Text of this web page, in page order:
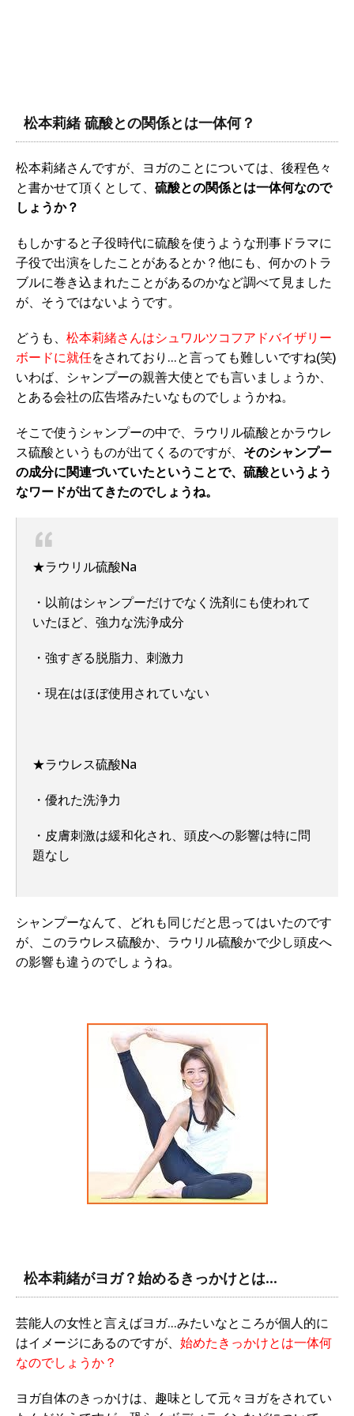
松本莉緒 硫酸との関係とは一体何？
松本莉緒さんですが、ヨガのことについては、後程色々
と書かせて頂くとして、 硫酸との関係とは一体何なので
しょうか？
もしかすると子役時代に硫酸を使うような刑事ドラマに
子役で出演をしたことがあるとか？他にも、何かのトラ
ブルに巻き込まれたことがあるのかなど調べて見ました
が、そうではないようです。
どうも、 松本莉緒さんはシュワルツコフアドバイザリー
ボードに就任をされており…と言っても難しいですね(笑)
いわば、シャンプーの親善大使とでも言いましょうか、
とある会社の広告塔みたいなものでしょうかね。
そこで使うシャンプーの中で、ラウリル硫酸とかラウレ
ス硫酸というものが出てくるのですが、 そのシャンプー
の成分に関連づいていたということで、硫酸というよう
なワードが出てきたのでしょうね。
★ラウリル硫酸Na
・以前はシャンプーだけでなく洗剤にも使われて
いたほど、強力な洗浄成分
・強すぎる脱脂力、刺激力
・現在はほぼ使用されていない
★ラウレス硫酸Na
・優れた洗浄力
・皮膚刺激は緩和化され、頭皮への影響は特に問
題なし
シャンプーなんて、どれも同じだと思ってはいたのです
が、このラウレス硫酸か、ラウリル硫酸かで少し頭皮へ
の影響も違うのでしょうね。
松本莉緒がヨガ？始めるきっかけとは…
芸能人の女性と言えばヨガ…みたいなところが個人的に
はイメージにあるのですが、 始めたきっかけとは一体何
なのでしょうか？
ヨガ自体のきっかけは、趣味として元々ヨガをされてい